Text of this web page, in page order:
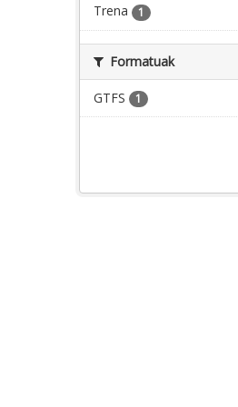
Trena 1
Formatuak
GTFS 1